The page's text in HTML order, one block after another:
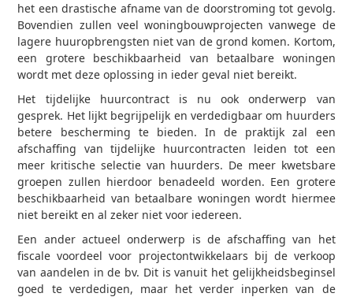
het een drastische afname van de doorstroming tot gevolg.
Bovendien zullen veel woningbouwprojecten vanwege de
lagere huuropbrengsten niet van de grond komen. Kortom,
een grotere beschikbaarheid van betaalbare woningen
wordt met deze oplossing in ieder geval niet bereikt.
Het tijdelijke huurcontract is nu ook onderwerp van
gesprek. Het lijkt begrijpelijk en verdedigbaar om huurders
betere bescherming te bieden. In de praktijk zal een
afschaffing van tijdelijke huurcontracten leiden tot een
meer kritische selectie van huurders. De meer kwetsbare
groepen zullen hierdoor benadeeld worden. Een grotere
beschikbaarheid van betaalbare woningen wordt hiermee
niet bereikt en al zeker niet voor iedereen.
Een ander actueel onderwerp is de afschaffing van het
fiscale voordeel voor projectontwikkelaars bij de verkoop
van aandelen in de bv. Dit is vanuit het gelijkheidsbeginsel
goed te verdedigen, maar het verder inperken van de